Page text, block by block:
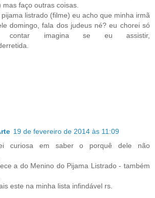
mas faço outras coisas.
listrado (filme) eu acho que minha irmã
domingo, fala dos judeus né? eu chorei só
imagina se eu assistir,
19 de fevereiro de 2014 às 11:09
curiosa em saber o porquê dele não
a do Menino do Pijama Listrado - também
este na minha lista infindável rs.